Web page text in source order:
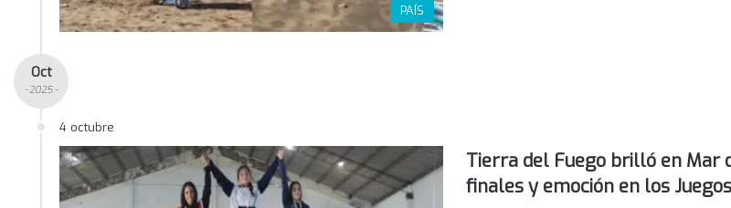
PAÍS
Oct
- 2025 -
4 octubre
Tierra del Fuego brilló en Mar
finales y emoción en los